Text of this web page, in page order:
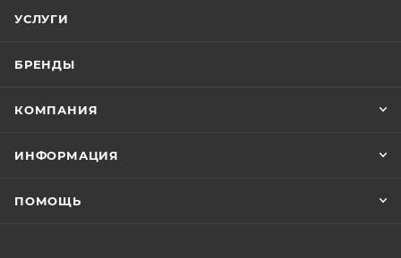
УСЛУГИ
БРЕНДЫ
КОМПАНИЯ
ИНФОРМАЦИЯ
ПОМОЩЬ